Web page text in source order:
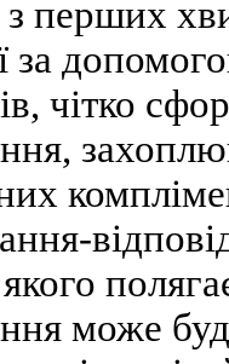
з перших
за
чітко
якого
може